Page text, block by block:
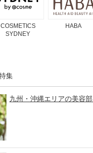
COSMETICS
SYDNEY
HABA
集
九州・沖縄エリアの美容